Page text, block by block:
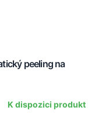
peeling na
K dispozici produkt